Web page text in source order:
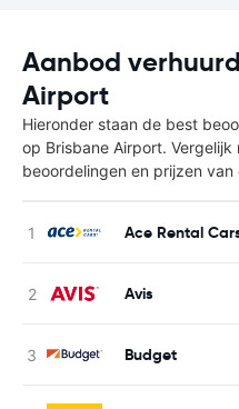
Aanbod
Airport
Hieronder staan de best
op Brisbane Airport.
beoordelingen en prijzen
Ace Rental
Avis
Budget